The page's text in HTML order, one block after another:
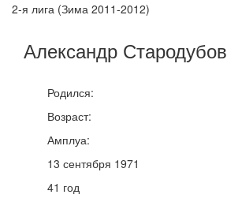
2-я лига (Зима 2011-2012)
Александр Стародубов
Родился:
Возраст:
Амплуа:
13 сентября 1971
41 год